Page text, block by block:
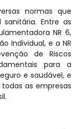
normas que
Entre as
NR 6,
Individual, e a NR
de Riscos
para a
e saudável, e
as empresas